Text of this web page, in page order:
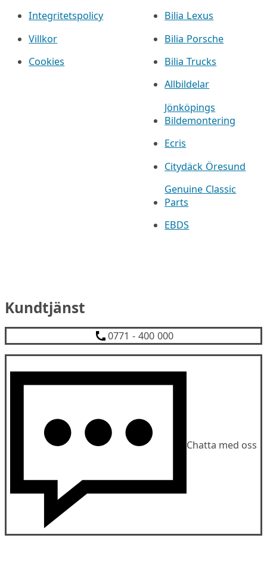
Integritetspolicy
Villkor
Cookies
Bilia Lexus
Bilia Porsche
Bilia Trucks
Allbildelar
Jönköpings
Bildemontering
Ecris
Citydäck Öresund
Genuine Classic
Parts
EBDS
Kundtjänst
0771 - 400 000
Chatta med oss